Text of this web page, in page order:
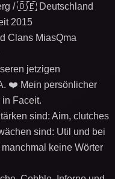
/ 🇩🇪 Deutschland
2015
Clans MiasQma
jetzigen
❤️ Mein persönlicher
Faceit.
sind: Aim, clutches
sind: Util und bei
keine Wörter